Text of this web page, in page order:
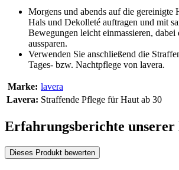
Morgens und abends auf die gereinigte
Hals und Dekolleté auftragen und mit
Bewegungen leicht einmassieren, dabei
aussparen.
Verwenden Sie anschließend die
Tages- bzw. Nachtpflege von lavera.
Marke: lavera
Lavera: Straffende Pflege für Haut ab 30
Erfahrungsberichte
Dieses Produkt bewerten